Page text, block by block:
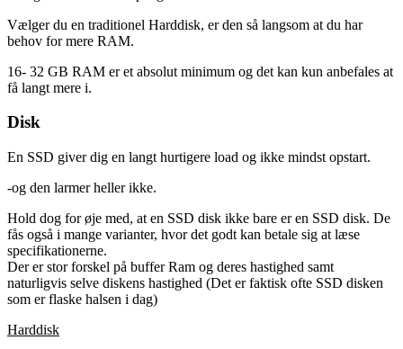
Vælger du en traditionel Harddisk, er den så langsom at du har
behov for mere RAM.
16- 32 GB RAM er et absolut minimum og det kan kun anbefales at
få langt mere i.
Disk
En SSD giver dig en langt hurtigere load og ikke mindst opstart.
-og den larmer heller ikke.
Hold dog for øje med, at en SSD disk ikke bare er en SSD disk. De
fås også i mange varianter, hvor det godt kan betale sig at læse
specifikationerne.
Der er stor forskel på buffer Ram og deres hastighed samt
naturligvis selve diskens hastighed (Det er faktisk ofte SSD disken
som er flaske halsen i dag)
Harddisk